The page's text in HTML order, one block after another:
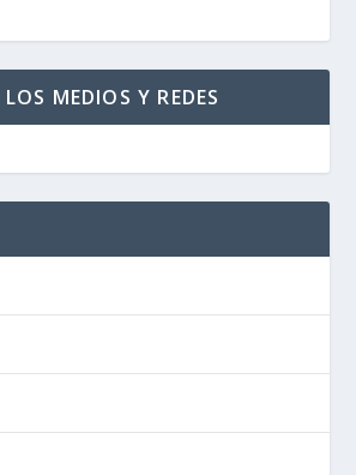
MEDIOS Y REDES